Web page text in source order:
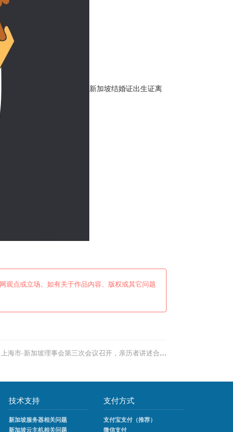
新加坡结婚证出生证离
网观点或立场。如有关于作品内容、版权或其它问题
上海市-新加坡理事会第三次会议召开，亲历者讲述合作
技术支持
新加坡服务器相关问题
新加坡云主机相关问题
支付方式
支付宝支付（推荐）
微信支付